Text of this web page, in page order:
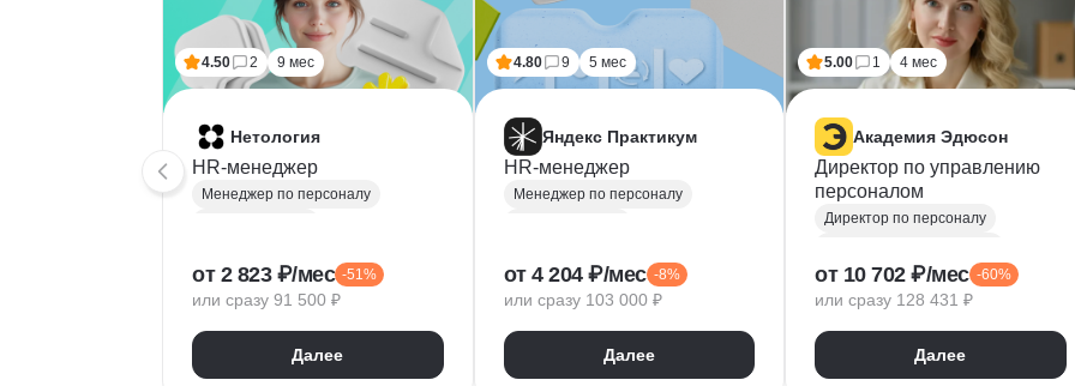
4.50 2 9 мес
Нетология
HR-менеджер
Менеджер по персоналу
HR аналитика
Microsoft Excel
от 2 823 ₽/мес -51%
или сразу 91 500 ₽
Далее
4.80 9 5 мес
Яндекс Практикум
HR-менеджер
Менеджер по персоналу
Microsoft Excel
Yandex DataLens
от 4 204 ₽/мес -8%
или сразу 103 000 ₽
Далее
5.00 1 4 мес
Академия Эдюсон
Директор по управлению
персоналом
Директор по персоналу
HR аналитика
Agile
Scrum
Jira
Ведение переговоров
Управление людьми
от 10 702 ₽/мес -60%
или сразу 128 431 ₽
Далее